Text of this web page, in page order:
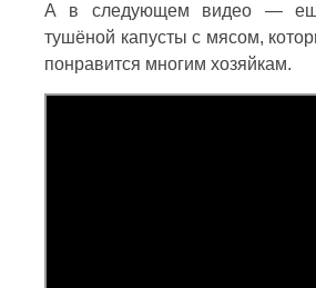
А в следующем видео —
тушёной капусты с мясом,
понравится многим хозяйкам.